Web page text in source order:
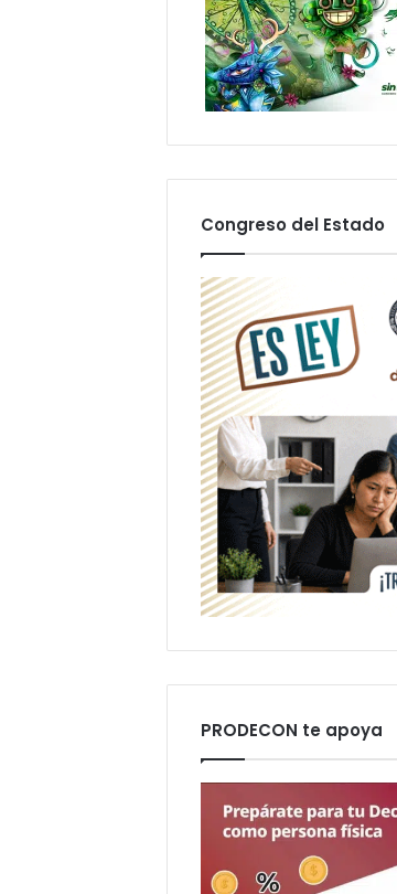
Congreso del Estado
PRODECON te apoya